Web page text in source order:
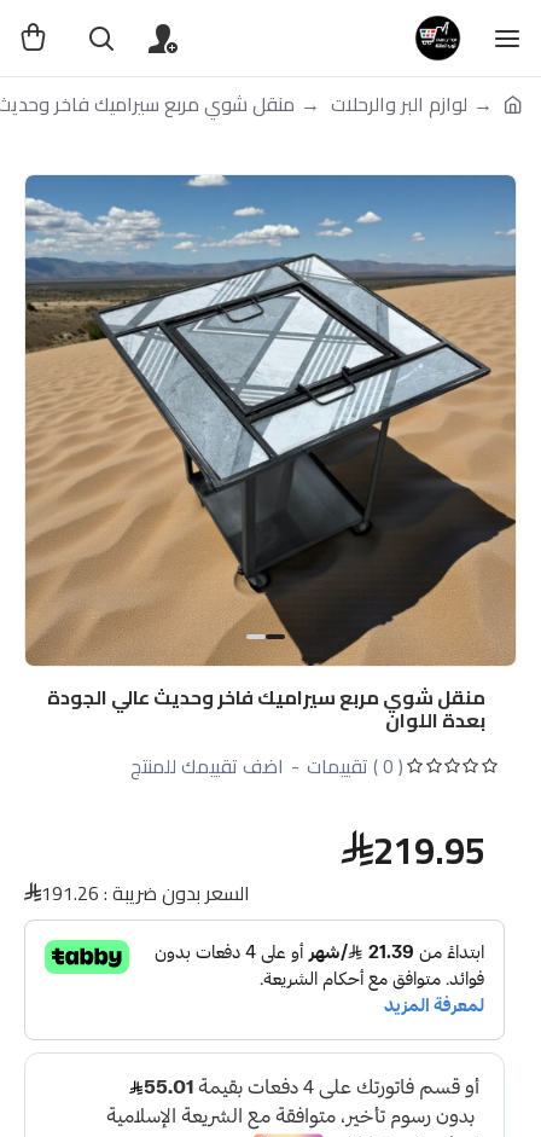
لوازم البر والرحلات منقل شوي مربع سيراميك فاخر
منقل شوي مربع سيراميك فاخر وحديث عالي الجودة
بعدة اللوان
( 0 ) تقييمات
- اضف تقييمك للمنتج
219.95
السعر بدون ضريبة :191.26